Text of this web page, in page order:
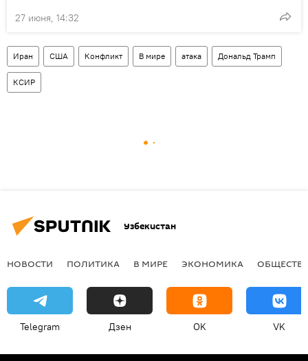
27 июня, 14:32
Иран США Конфликт В мире атака Дональд Трамп
КСИР
Узбекистан
НОВОСТИ ПОЛИТИКА В МИРЕ ЭКОНОМИКА
Telegram Дзен OK VK